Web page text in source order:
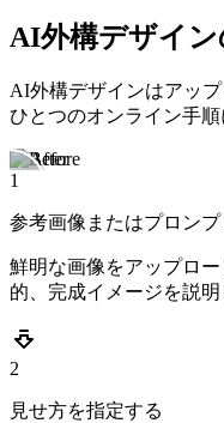
AI外構デザイ
AI外構デザインはアッ
ひとつのオンライン手順
1
参考画像またはプロン
鮮明な画像をアップロ
的、完成イメージを説明
2
見せ方を指定する